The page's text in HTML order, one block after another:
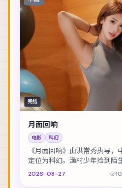
完结
月面回响
电影 科幻
《月面回响》由洪常秀执导
定位为科幻。渔村少年捡到陌
与反走私的漩涡。主演包括凯
2026-08-27